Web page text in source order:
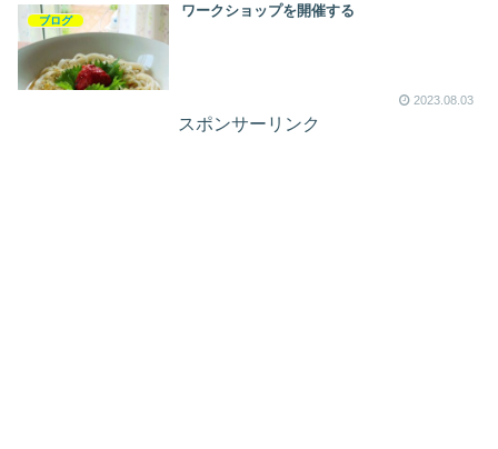
ブログ
ワークショップを開催する
2023.08.03
スポンサーリンク